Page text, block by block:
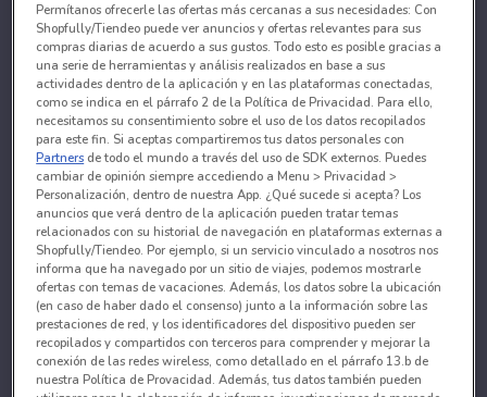
Permítanos ofrecerle las ofertas más cercanas a sus necesidades: Con
Shopfully/Tiendeo puede ver anuncios y ofertas relevantes para sus
compras diarias de acuerdo a sus gustos. Todo esto es posible gracias a
una serie de herramientas y análisis realizados en base a sus
actividades dentro de la aplicación y en las plataformas conectadas,
como se indica en el párrafo 2 de la Política de Privacidad. Para ello,
necesitamos su consentimiento sobre el uso de los datos recopilados
para este fin. Si aceptas compartiremos tus datos personales con
Partners de todo el mundo a través del uso de SDK externos. Puedes
cambiar de opinión siempre accediendo a Menu > Privacidad >
Personalización, dentro de nuestra App. ¿Qué sucede si acepta? Los
anuncios que verá dentro de la aplicación pueden tratar temas
relacionados con su historial de navegación en plataformas externas a
Shopfully/Tiendeo. Por ejemplo, si un servicio vinculado a nosotros nos
informa que ha navegado por un sitio de viajes, podemos mostrarle
ofertas con temas de vacaciones. Además, los datos sobre la ubicación
(en caso de haber dado el consenso) junto a la información sobre las
prestaciones de red, y los identificadores del dispositivo pueden ser
recopilados y compartidos con terceros para comprender y mejorar la
conexión de las redes wireless, como detallado en el párrafo 13.b de
nuestra Política de Provacidad. Además, tus datos también pueden